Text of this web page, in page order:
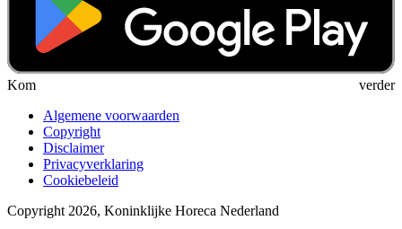
Kom verder
Algemene voorwaarden
Copyright
Disclaimer
Privacyverklaring
Cookiebeleid
Copyright 2026, Koninklijke Horeca Nederland